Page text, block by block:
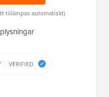
tillämpas automatiskt)